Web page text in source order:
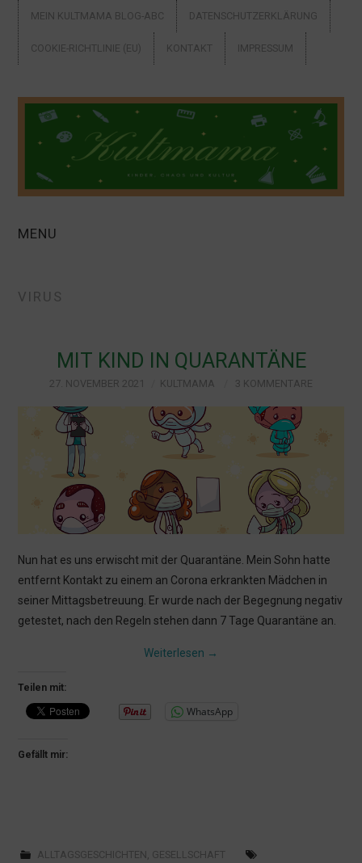
MEIN KULTMAMA BLOG-ABC DATENSCHUTZERKLÄRUNG
COOKIE-RICHTLINIE (EU) KONTAKT IMPRESSUM
MENU
URLAUB
LEBEN MIT KINDERN
MÜNCHEN
VIRUS
MIT KIND IN QUARANTÄNE
27. NOVEMBER 2021 KULTMAMA 3 KOMMENTARE
Nun hat es uns erwischt mit der Quarantäne. Mein Sohn hatte
entfernt Kontakt zu einem an Corona erkrankten Mädchen in
seiner Mittagsbetreuung. Er wurde nach der Begegnung negativ
getestet, nach den Regeln stehen dann 7 Tage Quarantäne an.
Weiterlesen →
Teilen mit:
WhatsApp
Gefällt mir:
ALLTAGSGESCHICHTEN GESELLSCHAFT